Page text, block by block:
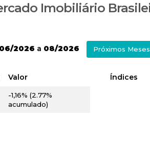
Imobiliário
06/2026 a 08/2026 Próximos Meses
Valor
-1,16% (2.77%
acumulado)
Índices